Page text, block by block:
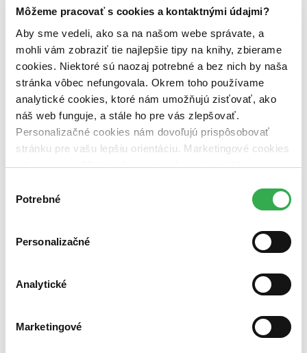
Môžeme pracovať s cookies a kontaktnými údajmi?
Aby sme vedeli, ako sa na našom webe správate, a
mohli vám zobraziť tie najlepšie tipy na knihy, zbierame
cookies. Niektoré sú naozaj potrebné a bez nich by naša
stránka vôbec nefungovala. Okrem toho používame
analytické cookies, ktoré nám umožňujú zisťovať, ako
náš web funguje, a stále ho pre vás zlepšovať.
Personalizačné cookies nám dovoľujú prispôsobovať
stránku pre vašu lepšiu orientáciu. Marketingové cookies
nám zas umožňujú zobrazenie relevantnej reklamy.
nám pomohlo, keby sme mohli používať všetky tieto
súhlasu
Potrebné
Personalizačné
Analytické
Marketingové
Zrušiť filtre